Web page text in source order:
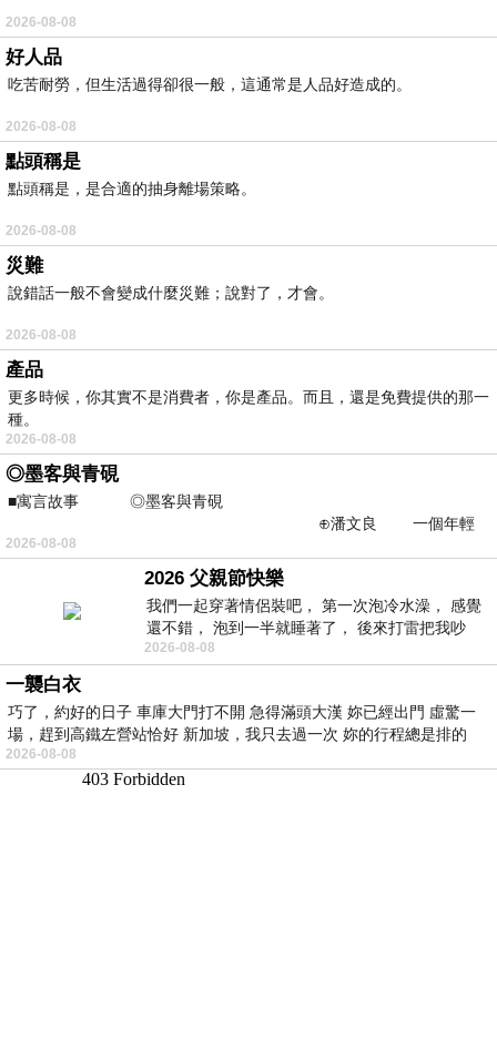
2026-08-08
好人品
吃苦耐勞，但生活過得卻很一般，這通常是人品好造成的。
2026-08-08
點頭稱是
點頭稱是，是合適的抽身離場策略。
2026-08-08
災難
說錯話一般不會變成什麼災難；說對了，才會。
2026-08-08
產品
更多時候，你其實不是消費者，你是產品。而且，還是免費提供的那一
種。
2026-08-08
◎墨客與青硯
■寓言故事 ◎墨客與青硯
⊕潘文良 一個年輕
的墨客，在京城的古玩肆裡
2026-08-08
2026 父親節快樂
我們一起穿著情侶裝吧， 第一次泡冷水澡， 感覺
還不錯， 泡到一半就睡著了， 後來打雷把我吵
醒， 手
2026-08-08
一襲白衣
巧了，約好的日子 車庫大門打不開 急得滿頭大漢 妳已經出門 虛驚一
場，趕到高鐵左營站恰好 新加坡，我只去過一次 妳的行程總是排的
2026-08-08